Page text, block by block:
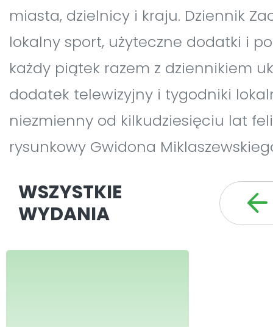
miasta, dzielnicy i kraju. Dziennik
lokalny sport, użyteczne dodatki i
każdy piątek razem z dziennikiem
dodatek telewizyjny i tygodniki
niezmienny od kilkudziesięciu lat
rysunkowy Gwidona
WSZYSTKIE
WYDANIA